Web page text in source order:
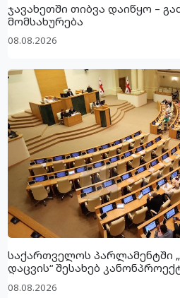
ჯავახეთში თიბვა დაიწყო –
მომსახურება
08.08.2026
საქართველოს პარლამენტში
დაცვის“ შესახებ
08.08.2026